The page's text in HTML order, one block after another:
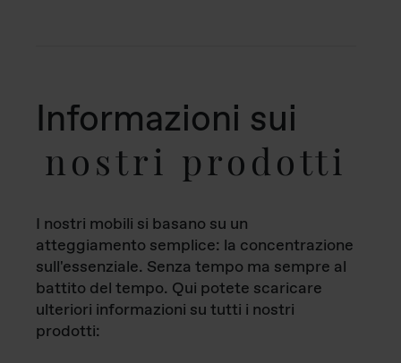
Informazioni sui
nostri prodotti
I nostri mobili si basano su un
atteggiamento semplice: la concentrazione
sull'essenziale. Senza tempo ma sempre al
battito del tempo. Qui potete scaricare
ulteriori informazioni su tutti i nostri
prodotti: